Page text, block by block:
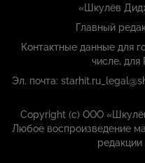
«Шкулёв
Главный
Контактные данные для
числе, для
Эл. почта:
Copyright (с) ООО
Любое воспроизведение